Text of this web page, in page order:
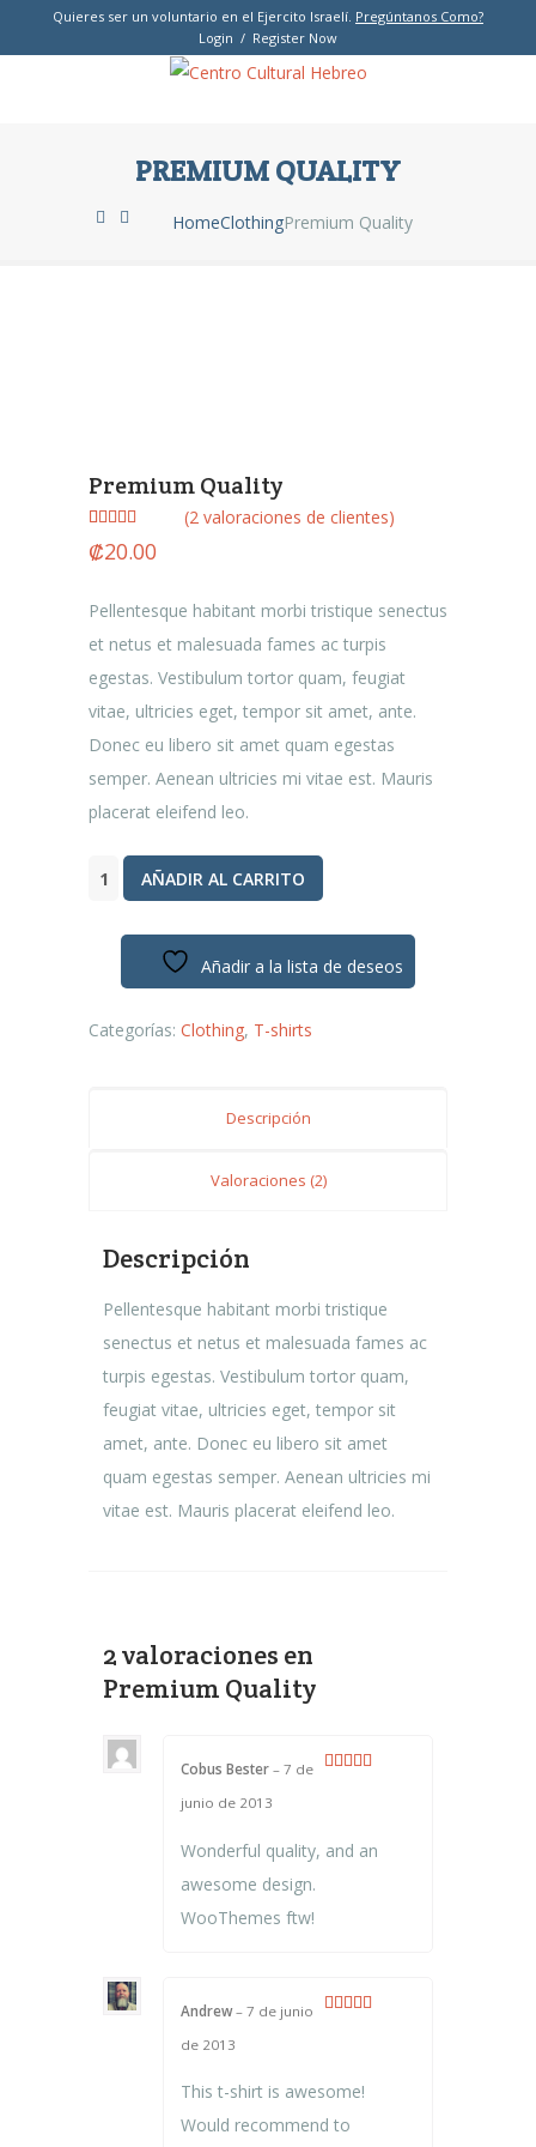
Quieres ser un voluntario en el Ejercito Israelí. Pregúntanos Como?
Login / Register Now
PREMIUM QUALITY
HomeClothingPremium Quality
Premium Quality
Valorado
con4.50de
2
de clientes
(2valoraciones de clientes)
₡20.00
Pellentesque habitant morbi tristique senectus
et netus et malesuada fames ac turpis
egestas. Vestibulum tortor quam, feugiat
vitae, ultricies eget, tempor sit amet, ante.
Donec eu libero sit amet quam egestas
semper. Aenean ultricies mi vitae est. Mauris
placerat eleifend leo.
Premium
Quality
cantidad
AÑADIR AL CARRITO
Añadir a la lista de deseos
Categorías: Clothing, T-shirts
Descripción
Valoraciones (2)
Descripción
Pellentesque habitant morbi tristique
senectus et netus et malesuada fames ac
turpis egestas. Vestibulum tortor quam,
feugiat vitae, ultricies eget, tempor sit
amet, ante. Donec eu libero sit amet
quam egestas semper. Aenean ultricies mi
vitae est. Mauris placerat eleifend leo.
2 valoraciones en
Premium Quality
Cobus Bester – 7 de
junio de 2013
Wonderful quality, and an
awesome design.
WooThemes ftw!
Andrew– 7 de junio
de 2013
This t-shirt is awesome!
Would recommend to